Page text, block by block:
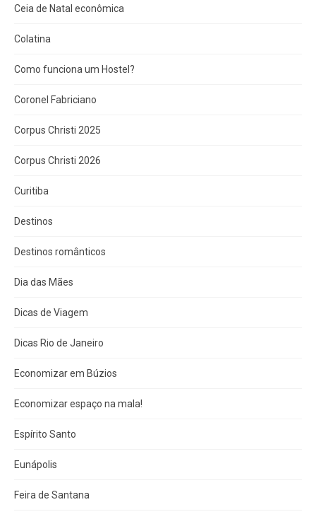
Ceia de Natal econômica
Colatina
Como funciona um Hostel?
Coronel Fabriciano
Corpus Christi 2025
Corpus Christi 2026
Curitiba
Destinos
Destinos românticos
Dia das Mães
Dicas de Viagem
Dicas Rio de Janeiro
Economizar em Búzios
Economizar espaço na mala!
Espírito Santo
Eunápolis
Feira de Santana